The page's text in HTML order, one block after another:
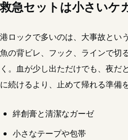
救急セットは小さいケ
港ロックで多いのは、大事故とい
魚の背ビレ、フック、ラインで切
く。血が少し出ただけでも、夜だ
に続けるより、止めて帰れる準備
絆創膏と清潔なガーゼ
小さなテープや包帯